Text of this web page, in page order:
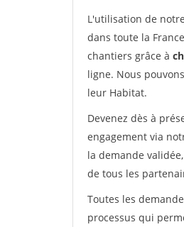
L'utilisation de
dans toute la
chantiers grâce à
ligne. Nous
leur Habitat.
Devenez dès à
engagement via
la demande
de tous les
Toutes les
processus qui